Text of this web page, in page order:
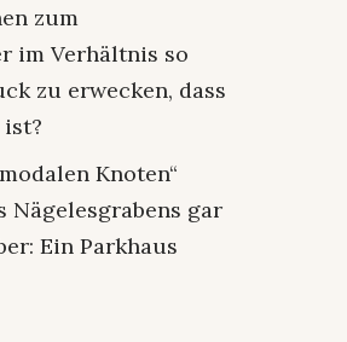
zum
im Verhältnis so
zu erwecken, dass
Knoten“
gar
Ein Parkhaus